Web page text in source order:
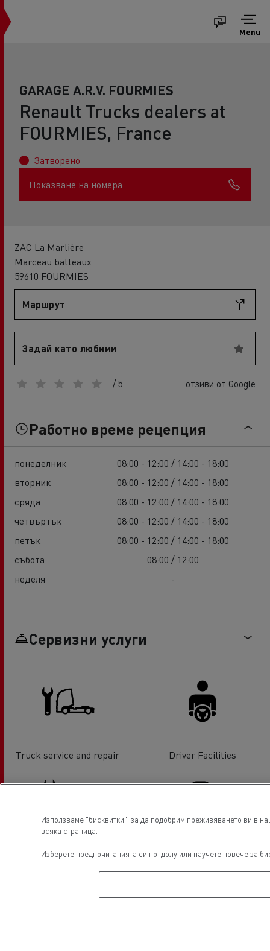
Menu
GARAGE A.R.V. FOURMIES
Renault Trucks dealers at
FOURMIES, France
Затворено
Показване на номера
ZAC La Marlière
Marceau batteaux
59610 FOURMIES
Маршрут
Задай като любими
/ 5 отзиви от Google
Работно време рецепция
понеделник
08:00 - 12:00 / 14:00 - 18:00
вторник
08:00 - 12:00 / 14:00 - 18:00
сряда
08:00 - 12:00 / 14:00 - 18:00
четвъртък
08:00 - 12:00 / 14:00 - 18:00
петък
08:00 - 12:00 / 14:00 - 18:00
събота
08:00 / 12:00
неделя
-
Сервизни услуги
Truck service and repair Driver Facilities
Service and Repair
Използваме "бисквитки", за да подобрим преживяването ви в
всяка страница.
Изберете предпочитанията си по-долу или научете повече за